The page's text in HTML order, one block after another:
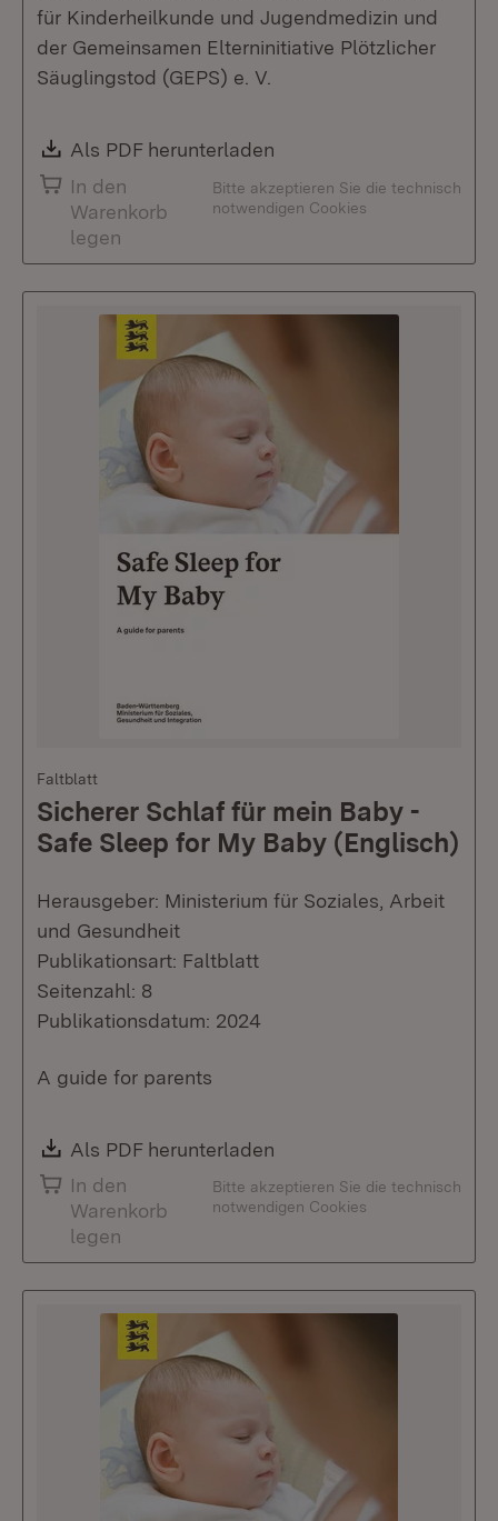
für Kinderheilkunde und Jugendmedizin und
der Gemeinsamen Elterninitiative Plötzlicher
Säuglingstod (GEPS) e. V.
Download:
Als PDF herunterladen
In den
Warenkorb
legen
Bitte akzeptieren Sie die technisch
notwendigen Cookies
Faltblatt
Sicherer Schlaf für mein Baby -
Safe Sleep for My Baby (Englisch)
Herausgeber: Ministerium für Soziales, Arbeit
und Gesundheit
Publikationsart: Faltblatt
Seitenzahl: 8
Publikationsdatum: 2024
A guide for parents
Download:
Als PDF herunterladen
In den
Warenkorb
legen
Bitte akzeptieren Sie die technisch
notwendigen Cookies